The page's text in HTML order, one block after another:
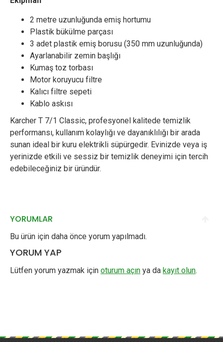
2 metre uzunluğunda emiş hortumu
Plastik bükülme parçası
3 adet plastik emiş borusu (350 mm uzunluğunda)
Ayarlanabilir zemin başlığı
Kumaş toz torbası
Motor koruyucu filtre
Kalıcı filtre sepeti
Kablo askısı
Karcher T 7/1 Classic, profesyonel kalitede temizlik
performansı, kullanım kolaylığı ve dayanıklılığı bir arada
sunan ideal bir kuru elektrikli süpürgedir. Evinizde veya iş
yerinizde etkili ve sessiz bir temizlik deneyimi için tercih
edebileceğiniz bir üründür.
YORUMLAR
Bu ürün için daha önce yorum yapılmadı.
YORUM YAP
Lütfen yorum yazmak için oturum açın ya da kayıt olun.